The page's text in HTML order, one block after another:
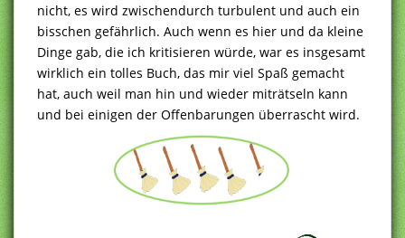
nicht, es wird zwischendurch turbulent und auch ein
bisschen gefährlich. Auch wenn es hier und da kleine
Dinge gab, die ich kritisieren würde, war es insgesamt
wirklich ein tolles Buch, das mir viel Spaß gemacht
hat, auch weil man hin und wieder miträtseln kann
und bei einigen der Offenbarungen überrascht wird.